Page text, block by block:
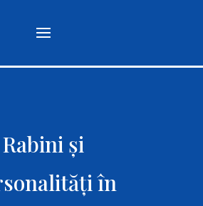
Rabini și
în